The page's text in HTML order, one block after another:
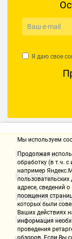
Щетинин
17.11.2017, 23:23
Маленький
Пластиковые
Когда вышел из
поскольку
замучился.
принтер. Рад до
нормально. Для
Имя не указано
05.10.2017, 14:07
Достоинства:
Я даю свое
Контакты
Компания
Информация
Мы используем
Продолжая
обработку (в т.ч. с
например
адресе, сведений
посещения
которых были
Ваших действиях
информация
проведения
обзоров. Если Вы